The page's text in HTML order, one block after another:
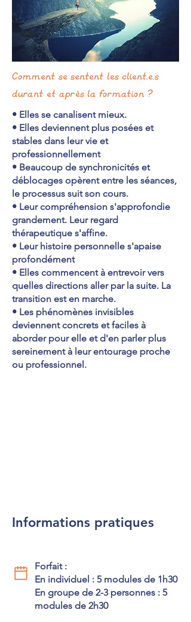
Comment se sentent les client.e.s
durant et après la formation ?
• Elles se canalisent mieux.
• Elles deviennent plus posées et
stables dans leur vie et
professionnellement
• Beaucoup de synchronicités et
déblocages opèrent entre les séances,
le processus suit son cours.
• Leur compréhension s'approfondie
grandement. Leur regard
thérapeutique s'affine.
• Leur histoire personnelle s'apaise
profondément
• Elles commencent à entrevoir vers
quelles directions aller par la suite. La
transition est en marche.
• Les phénomènes invisibles
deviennent concrets et faciles à
aborder pour elle et d'en parler plus
sereinement à leur entourage proche
ou professionnel.
Informations pratiques
Forfait :
En individuel : 5 modules de 1h30
En groupe de 2-3 personnes : 5
modules de 2h30